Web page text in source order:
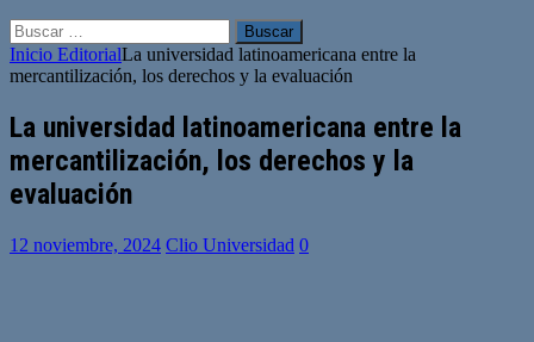
Buscar:
Inicio EditorialLa universidad latinoamericana entre la
mercantilización, los derechos y la evaluación
La universidad latinoamericana entre la
mercantilización, los derechos y la
evaluación
12 noviembre, 2024 Clio Universidad 0